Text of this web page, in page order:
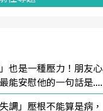
」也是一種壓力！朋友心
能安慰他的一句話是....
調」壓根不能算是病，